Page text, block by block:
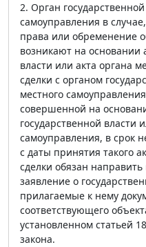
2. Орган
самоуправления в
права или обременение
возникают на основании
власти или акта органа
сделки с органом
местного
совершенной на
государственной власти
самоуправления, в срок
с даты принятия такого
сделки обязан
заявление о
прилагаемые к нему
соответствующего
установленном статьей
закона.